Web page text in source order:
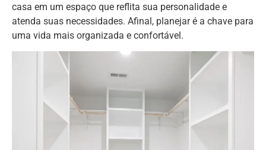
casa em um espaço que reflita sua personalidade e
atenda suas necessidades. Afinal, planejar é a chave para
uma vida mais organizada e confortável.